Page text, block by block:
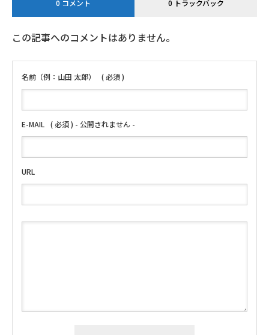
0 コメント 0 トラックバック
この記事へのコメントはありません。
名前（例：山田 太郎） ( 必須 )
E-MAIL ( 必須 ) - 公開されません -
URL